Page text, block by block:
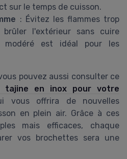
sur le temps de cuisson.
: Évitez les flammes trop
l'extérieur sans cuire
modéré est idéal pour les
pouvez aussi consulter ce
en inox pour votre
vous offrira de nouvelles
en plein air. Grâce à ces
mais efficaces, chaque
vos brochettes sera une